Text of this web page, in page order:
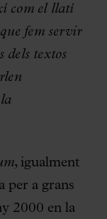
com el llatí
fem servir
dels textos
, igualment
per a grans
2000 en la